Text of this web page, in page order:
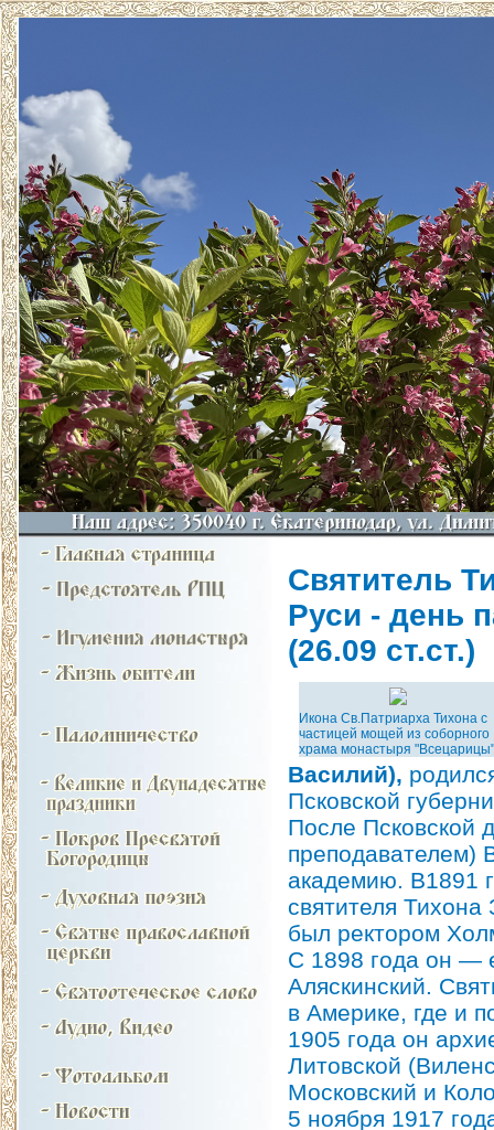
Святитель
Руси - день
(26.09 ст.ст.)
Икона Св.Патриарха Тихона с
частицей мощей из соборного
храма монастыря "Всецарицы"
Василий),
Псковской
После Псковской
преподавателем)
академию. В1891
святителя
был ректором
С 1898 года он —
Аляскинский.
в Америке, где и
1905 года он
Литовской
Московский и
5 ноября 1917